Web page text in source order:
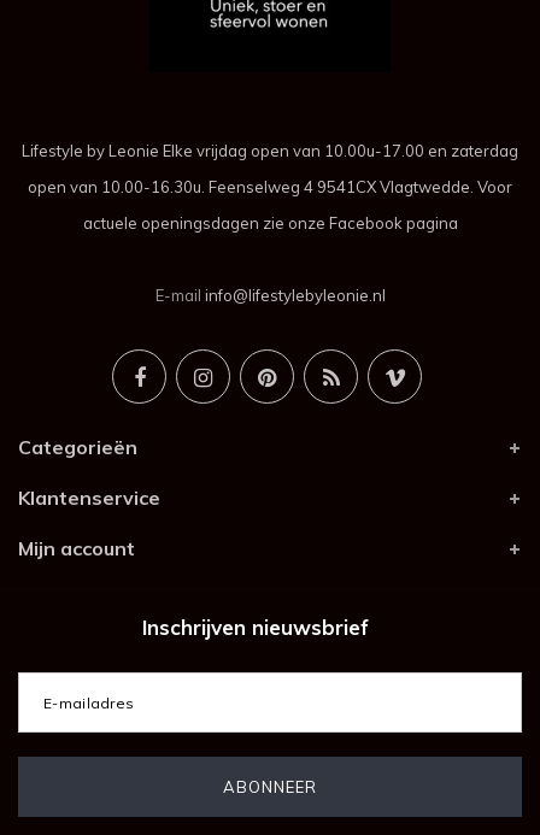
Lifestyle by Leonie Elke vrijdag open van 10.00u-17.00 en zaterdag
open van 10.00-16.30u. Feenselweg 4 9541CX Vlagtwedde. Voor
actuele openingsdagen zie onze Facebook pagina
E-mail info@lifestylebyleonie.nl
Categorieën
Klantenservice
Mijn account
Inschrijven nieuwsbrief